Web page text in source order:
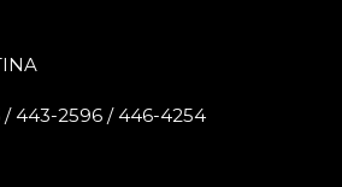
/ 443-2596 / 446-4254